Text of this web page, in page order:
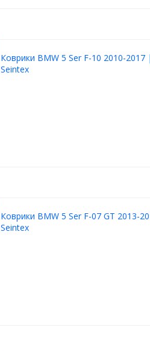
Коврики BMW 5 Ser F-10 2010-
Seintex
Коврики BMW 5 Ser F-07 GT 2013-
Seintex